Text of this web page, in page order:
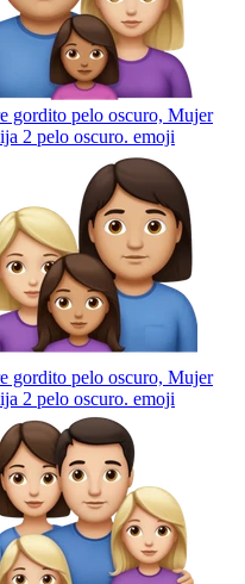
gordito pelo oscuro, Mujer
2 pelo oscuro. emoji
gordito pelo oscuro, Mujer
2 pelo oscuro. emoji